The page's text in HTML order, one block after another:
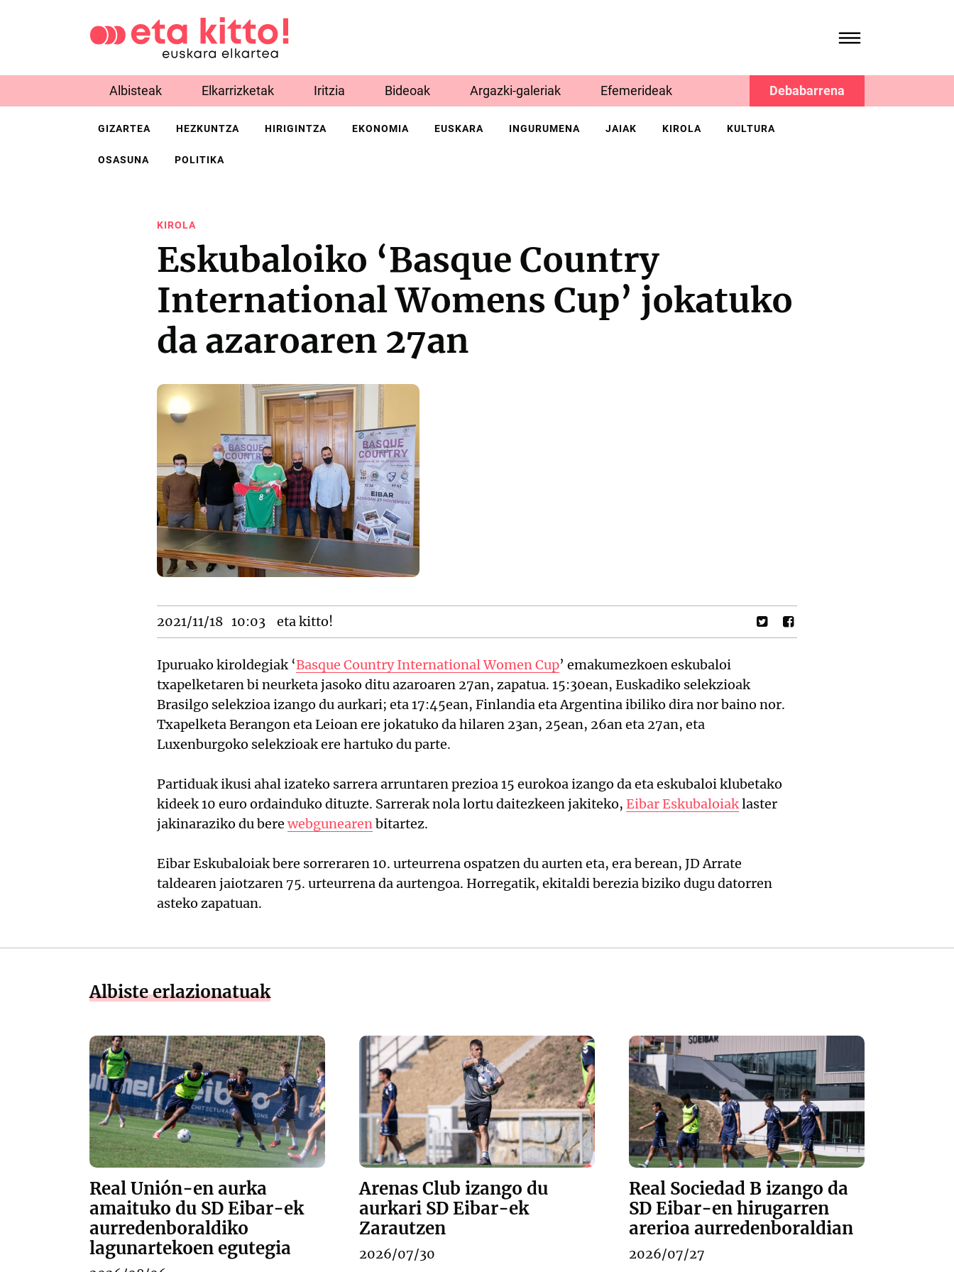
Albisteak Elkarrizketak Iritzia Bideoak Argazki-galeriak Efemerideak Debabarrena
GIZARTEA HEZKUNTZA HIRIGINTZA EKONOMIA EUSKARA INGURUMENA JAIAK KIROLA KULTURA
OSASUNA POLITIKA
KIROLA
Eskubaloiko ‘Basque Country
International Womens Cup’ jokatuko
da azaroaren 27an
2021/11/18 10:03 eta kitto!
Ipuruako kiroldegiak ‘Basque Country International Women Cup’ emakumezkoen eskubaloi
txapelketaren bi neurketa jasoko ditu azaroaren 27an, zapatua. 15:30ean, Euskadiko selekzioak
Brasilgo selekzioa izango du aurkari; eta 17:45ean, Finlandia eta Argentina ibiliko dira nor baino nor.
Txapelketa Berangon eta Leioan ere jokatuko da hilaren 23an, 25ean, 26an eta 27an, eta
Luxenburgoko selekzioak ere hartuko du parte.
Partiduak ikusi ahal izateko sarrera arruntaren prezioa 15 eurokoa izango da eta eskubaloi klubetako
kideek 10 euro ordainduko dituzte. Sarrerak nola lortu daitezkeen jakiteko, Eibar Eskubaloiaklaster
jakinaraziko du bere webgunearenbitartez.
Eibar Eskubaloiak bere sorreraren 10. urteurrena ospatzen du aurten eta, era berean, JD Arrate
taldearen jaiotzaren 75. urteurrena da aurtengoa. Horregatik, ekitaldi berezia biziko dugu datorren
asteko zapatuan.
Albiste erlazionatuak
Real Unión-en aurka
amaituko du SD Eibar-ek
aurredenboraldiko
lagunartekoen egutegia
Arenas Club izango du
aurkari SD Eibar-ek
Zarautzen
2026/07/30
Real Sociedad B izango da
SD Eibar-en hirugarren
arerioa aurredenboraldian
2026/07/27